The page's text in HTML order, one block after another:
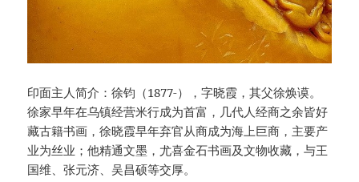
印面主人简介：徐钧（1877-），字晓霞，其父徐焕谟。
徐家早年在乌镇经营米行成为首富，几代人经商之余皆好
藏古籍书画，徐晓霞早年弃官从商成为海上巨商，主要产
业为丝业；他精通文墨，尤喜金石书画及文物收藏，与王
国维、张元济、吴昌硕等交厚。